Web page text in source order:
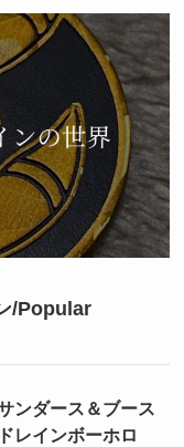
/Popular
ンダース＆ブース
レインボーホロ